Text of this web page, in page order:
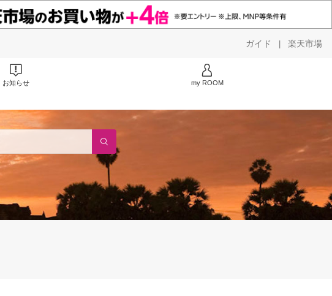
ガイド | 楽天市場
お知らせ my ROOM